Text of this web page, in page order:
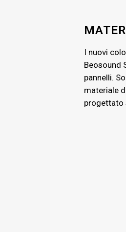
I nuovi
Beosound
pannelli.
materiale
progettato